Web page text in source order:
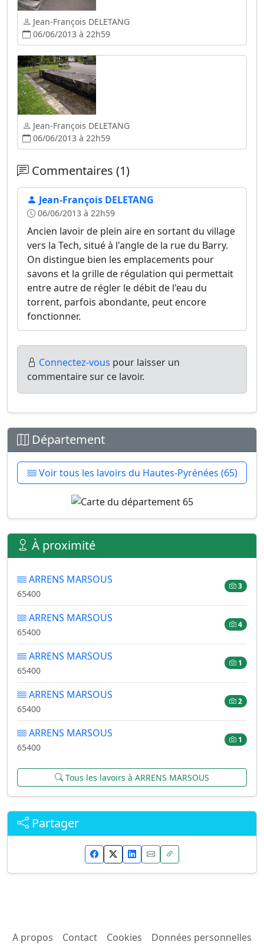
Jean-François DELETANG
06/06/2013 à 22h59
Jean-François DELETANG
06/06/2013 à 22h59
Commentaires (1)
Jean-François DELETANG
06/06/2013 à 22h59
Ancien lavoir de plein aire en sortant du village
vers la Tech, situé à l'angle de la rue du Barry.
On distingue bien les emplacements pour
savons et la grille de régulation qui permettait
entre autre de régler le débit de l'eau du
torrent, parfois abondante, peut encore
fonctionner.
Connectez-vous pour laisser un
commentaire sur ce lavoir.
Département
Voir tous les lavoirs du Hautes-Pyrénées (65)
À proximité
ARRENS MARSOUS
65400
3
ARRENS MARSOUS
65400
4
ARRENS MARSOUS
65400
1
ARRENS MARSOUS
65400
2
ARRENS MARSOUS
65400
1
Tous les lavoirs à ARRENS MARSOUS
Partager
A propos Contact Cookies Données personnelles